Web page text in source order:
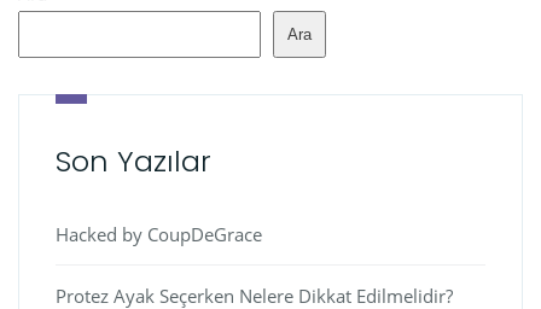
Ara
Son Yazılar
Hacked by CoupDeGrace
Protez Ayak Seçerken Nelere Dikkat Edilmelidir?